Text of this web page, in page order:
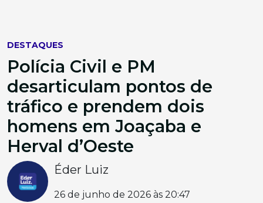
DESTAQUES
Polícia Civil e PM
desarticulam pontos de
tráfico e prendem dois
homens em Joaçaba e
Herval d’Oeste
Éder Luiz
26 de junho de 2026 às 20:47